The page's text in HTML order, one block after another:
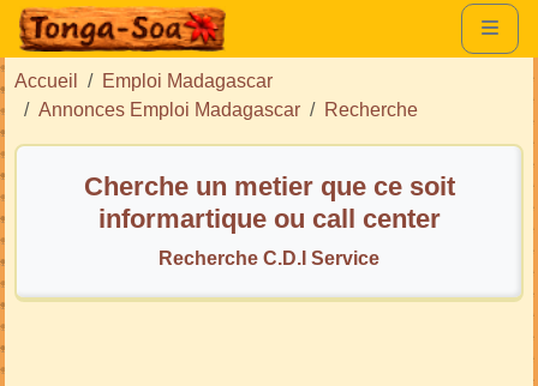
Accueil
Emploi Madagascar
Annonces Emploi Madagascar
Recherche
Cherche un metier que ce soit
informartique ou call center
Recherche C.D.I Service